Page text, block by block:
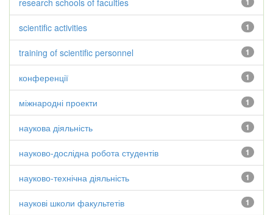
research schools of faculties
1
scientific activities
1
training of scientific personnel
1
конференції
1
міжнародні проекти
1
наукова діяльність
1
науково-дослідна робота студентів
1
науково-технічна діяльність
1
наукові школи факультетів